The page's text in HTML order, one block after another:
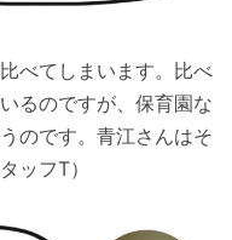
べてしまいます。比べ
るのですが、保育園な
のです。青江さんはそ
ッフT）